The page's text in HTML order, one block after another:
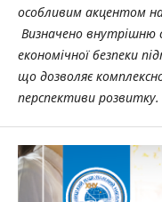
особливим акцентом на
Визначено внутрішню
економічної безпеки
що дозволяє
перспективи розвитку.